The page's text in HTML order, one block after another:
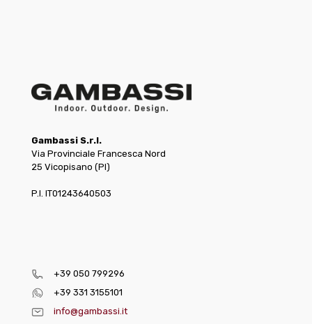
Gambassi S.r.l.
Via Provinciale Francesca Nord
25 Vicopisano (PI)
P.I. IT01243640503
+39 050 799296
+39 331 3155101
info@gambassi.it